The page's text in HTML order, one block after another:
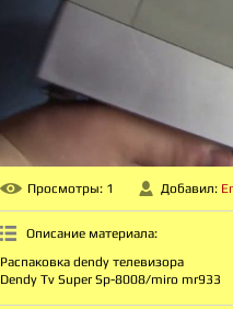
Просмотры: 1 Добавил:
Описание материала:
Распаковка dendy телевизора
Dendy Tv Super Sp-8008/miro mr933